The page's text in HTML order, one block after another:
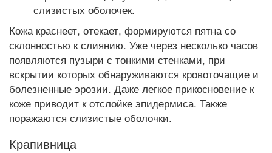
слизистых оболочек.
Кожа краснеет, отекает, формируются пятна со
склонностью к слиянию. Уже через несколько часов
появляются пузыри с тонкими стенками, при
вскрытии которых обнаруживаются кровоточащие и
болезненные эрозии. Даже легкое прикосновение к
коже приводит к отслойке эпидермиса. Также
поражаются слизистые оболочки.
Крапивница